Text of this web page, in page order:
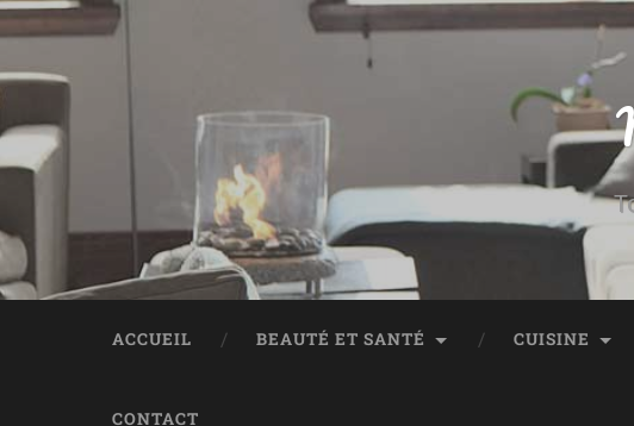
ACCUEIL BEAUTÉ ET SANTÉ CUISINE
CONTACT